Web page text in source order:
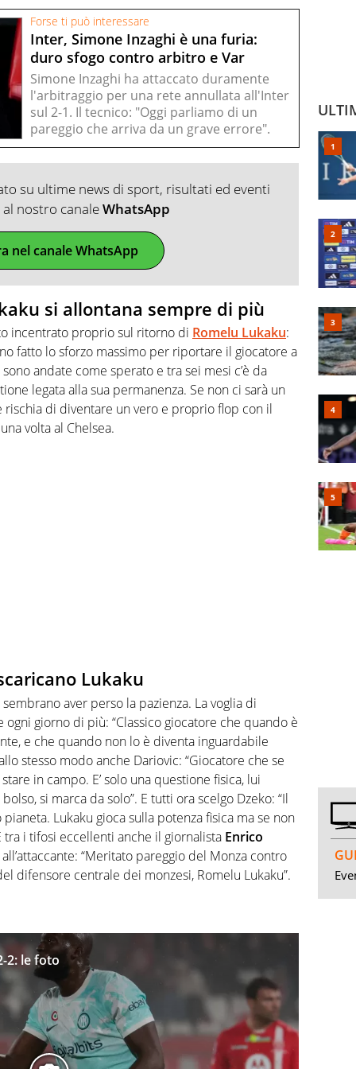
Forse ti può interessare
Inter, Simone Inzaghi è una furia:
duro sfogo contro arbitro e Var
Simone Inzaghi ha attaccato duramente
l'arbitraggio per una rete annullata all'Inter
sul 2-1. Il tecnico: "Oggi parliamo di un
pareggio che arriva da un grave errore".
su ultime news di sport, risultati ed eventi
al nostro canaleWhatsApp
nel canale WhatsApp
si allontana sempre di più
incentrato proprio sul ritorno di Romelu Lukaku:
fatto lo sforzo massimo per riportare il giocatore a
andate come sperato e tra sei mesi c’è da
legata alla sua permanenza. Se non ci sarà un
rischia di diventare un vero e proprio flop con il
volta al Chelsea.
Lukaku
aver perso la pazienza. La voglia di
giorno di più: “Classico giocatore che quando è
e che quando non lo è diventa inguardabile
stesso modo anche Dariovic: “Giocatore che se
in campo. E’ solo una questione fisica, lui
si marca da solo”. E tutti ora scelgo Dzeko: “Il
Lukaku gioca sulla potenza fisica ma se non
tra i tifosi eccellenti anche il giornalista Enrico
“Meritato pareggio del Monza contro
difensore centrale dei monzesi, Romelu Lukaku”.
2: le foto